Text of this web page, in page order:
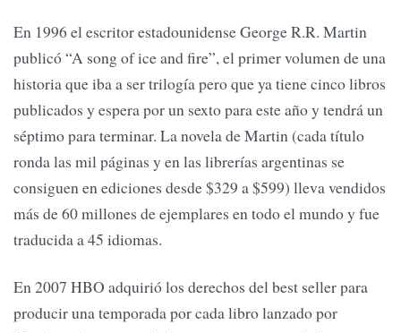
En 1996 el escritor estadounidense George R.R. Martin
publicó “A song of ice and fire”, el primer volumen de una
historia que iba a ser trilogía pero que ya tiene cinco libros
publicados y espera por un sexto para este año y tendrá un
séptimo para terminar. La novela de Martin (cada título
ronda las mil páginas y en las librerías argentinas se
consiguen en ediciones desde $329 a $599) lleva vendidos
más de 60 millones de ejemplares en todo el mundo y fue
traducida a 45 idiomas.
En 2007 HBO adquirió los derechos del best seller para
producir una temporada por cada libro lanzado por